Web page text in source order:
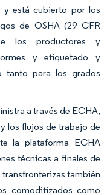
y está cubierto por los
de OSHA (29 CFR
los productores y
y etiquetado y
tanto para los grados
a través de ECHA,
los flujos de trabajo de
la plataforma ECHA
técnicas a finales de
transfronterizas también
comoditizados como